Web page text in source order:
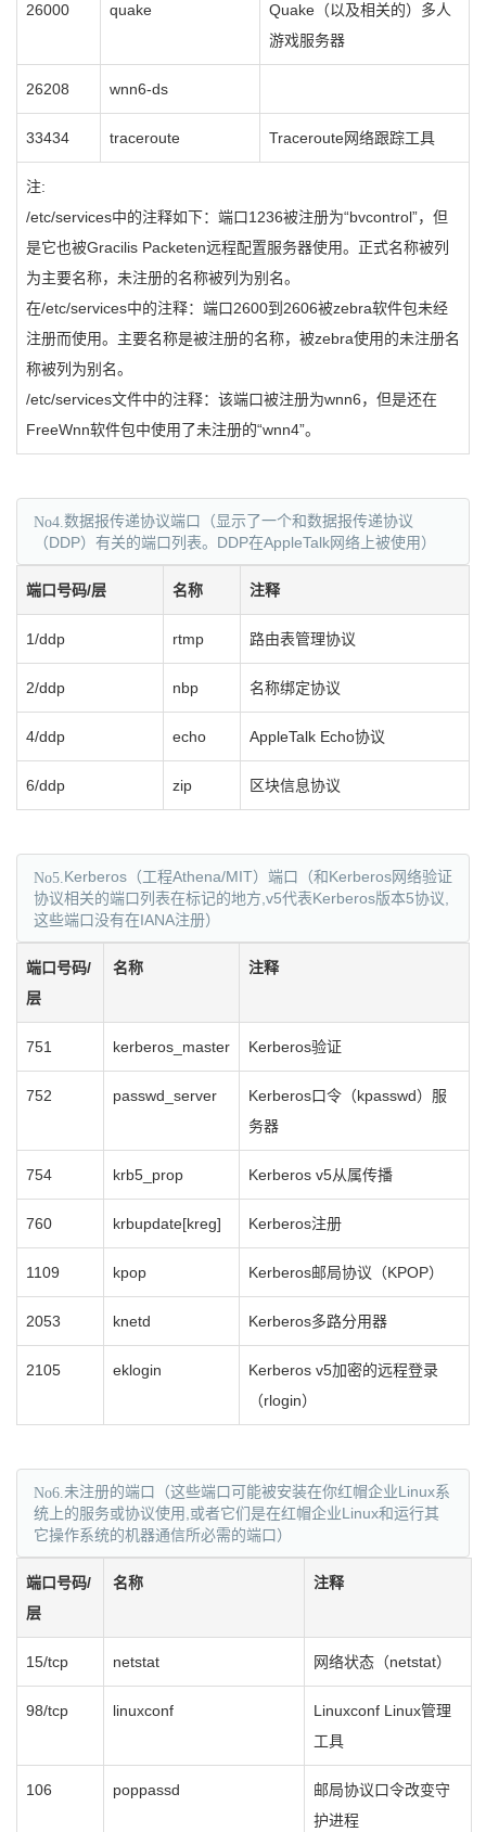
26000 quake
Quake（以及相关的）多人
游戏服务器
26208 wnn6-ds
33434 traceroute Traceroute网络跟踪工具
注:
/etc/services中的注释如下：端口1236被注册为“bvcontrol”，但
是它也被Gracilis Packeten远程配置服务器使用。正式名称被列
为主要名称，未注册的名称被列为别名。
在/etc/services中的注释：端口2600到2606被zebra软件包未经
注册而使用。主要名称是被注册的名称，被zebra使用的未注册名
称被列为别名。
/etc/services文件中的注释：该端口被注册为wnn6，但是还在
FreeWnn软件包中使用了未注册的“wnn4”。
No4. 数据报传递协议端口（显示了一个和数据报传递协议
（DDP）有关的端口列表。DDP在AppleTalk网络上被使用）
端口号码/层 名称 注释
1/ddp rtmp 路由表管理协议
2/ddp nbp 名称绑定协议
4/ddp echo AppleTalk Echo协议
6/ddp zip 区块信息协议
No5. Kerberos（工程Athena/MIT）端口（和Kerberos网络验证
协议相关的端口列表在标记的地方,v5代表Kerberos版本5协议,
这些端口没有在IANA注册）
端口号码/
层
名称 注释
751 kerberos_master Kerberos验证
752 passwd_server
Kerberos口令（kpasswd）服
务器
754 krb5_prop Kerberos v5从属传播
760 krbupdate[kreg] Kerberos注册
1109 kpop Kerberos邮局协议（KPOP）
2053 knetd Kerberos多路分用器
2105 eklogin
Kerberos v5加密的远程登录
（rlogin）
No6. 未注册的端口（这些端口可能被安装在你红帽企业Linux系
统上的服务或协议使用,或者它们是在红帽企业Linux和运行其
它操作系统的机器通信所必需的端口）
端口号码/
层
名称 注释
15/tcp netstat 网络状态（netstat）
98/tcp linuxconf
Linuxconf Linux管理
工具
106 poppassd
邮局协议口令改变守
护进程